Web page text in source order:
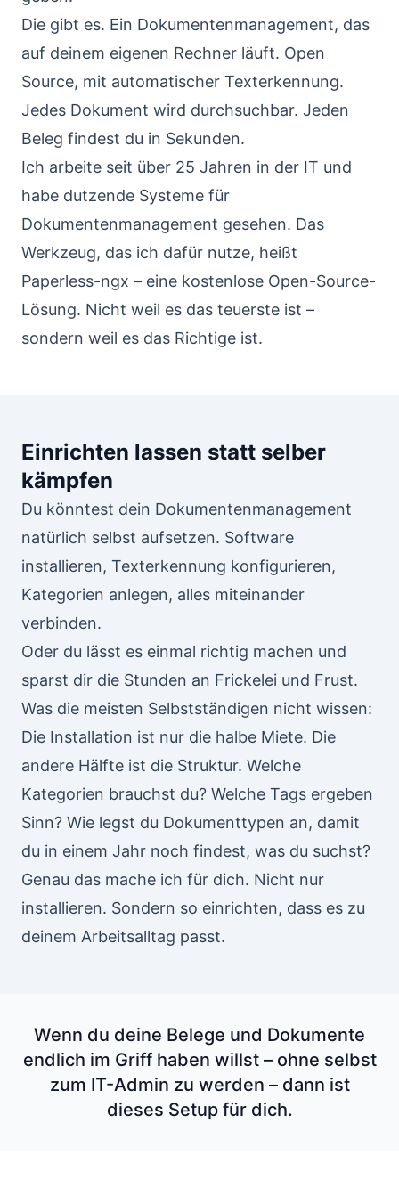
Die gibt es. Ein Dokumentenmanagement, das
auf deinem eigenen Rechner läuft. Open
Source, mit automatischer Texterkennung.
Jedes Dokument wird durchsuchbar. Jeden
Beleg findest du in Sekunden.
Ich arbeite seit über 25 Jahren in der IT und
habe dutzende Systeme für
Dokumentenmanagement gesehen. Das
Werkzeug, das ich dafür nutze, heißt
Paperless-ngx – eine kostenlose Open-Source-
Lösung. Nicht weil es das teuerste ist –
sondern weil es das Richtige ist.
Einrichten lassen statt selber
kämpfen
Du könntest dein Dokumentenmanagement
natürlich selbst aufsetzen. Software
installieren, Texterkennung konfigurieren,
Kategorien anlegen, alles miteinander
verbinden.
Oder du lässt es einmal richtig machen und
sparst dir die Stunden an Frickelei und Frust.
Was die meisten Selbstständigen nicht wissen:
Die Installation ist nur die halbe Miete. Die
andere Hälfte ist die Struktur. Welche
Kategorien brauchst du? Welche Tags ergeben
Sinn? Wie legst du Dokumenttypen an, damit
du in einem Jahr noch findest, was du suchst?
Genau das mache ich für dich. Nicht nur
installieren. Sondern so einrichten, dass es zu
deinem Arbeitsalltag passt.
Wenn du deine Belege und Dokumente
endlich im Griff haben willst – ohne selbst
zum IT-Admin zu werden – dann ist
dieses Setup für dich.